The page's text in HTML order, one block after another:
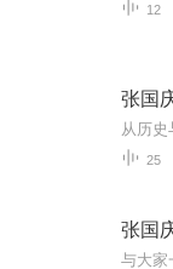
12
张国
从历
25
张国
与大家